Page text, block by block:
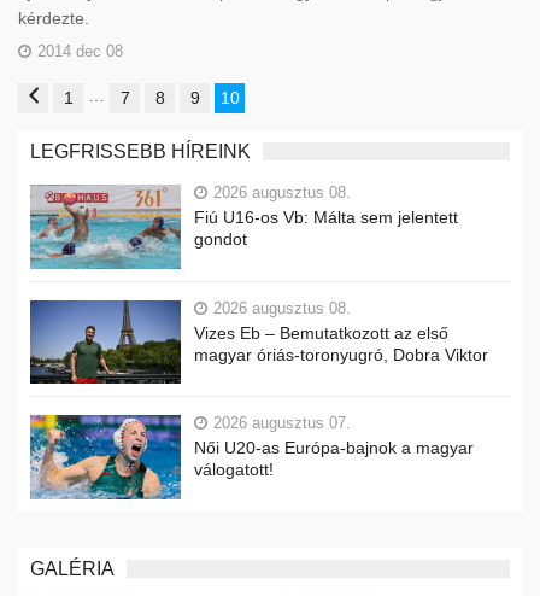
kérdezte.
2014 dec 08
1 … 7 8 9 10
LEGFRISSEBB HÍREINK
2026 augusztus 08.
Fiú U16-os Vb: Málta sem jelentett
gondot
2026 augusztus 08.
Vizes Eb – Bemutatkozott az első
magyar óriás-toronyugró, Dobra Viktor
2026 augusztus 07.
Női U20-as Európa-bajnok a magyar
válogatott!
GALÉRIA